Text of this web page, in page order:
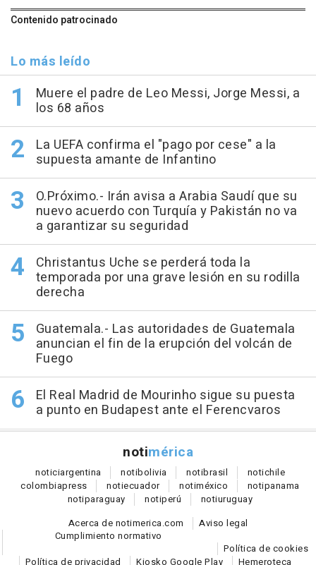
Contenido patrocinado
Lo más leído
Muere el padre de Leo Messi, Jorge Messi, a
los 68 años
La UEFA confirma el "pago por cese" a la
supuesta amante de Infantino
O.Próximo.- Irán avisa a Arabia Saudí que su
nuevo acuerdo con Turquía y Pakistán no va
a garantizar su seguridad
Christantus Uche se perderá toda la
temporada por una grave lesión en su rodilla
derecha
Guatemala.- Las autoridades de Guatemala
anuncian el fin de la erupción del volcán de
Fuego
El Real Madrid de Mourinho sigue su puesta
a punto en Budapest ante el Ferencvaros
notimérica
noticiargentina notibolivia notibrasil notichile
colombiapress notiecuador notiméxico notipanama
notiparaguay notiperú notiuruguay
Acerca de notimerica.com
Aviso legal
Cumplimiento normativo
Política de cookies
Política de privacidad
Kiosko Google Play Hemeroteca